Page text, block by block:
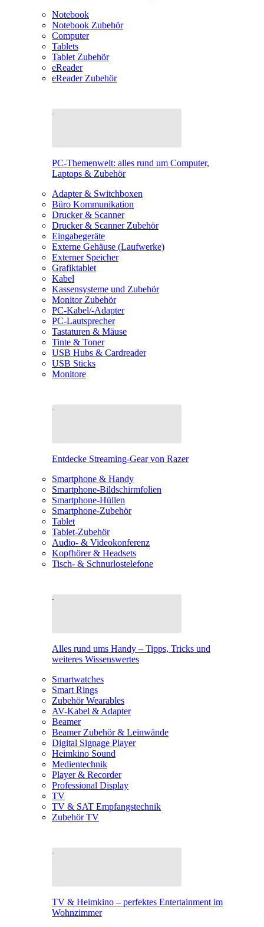
Notebook
Notebook Zubehör
Computer
Tablets
Tablet Zubehör
eReader
eReader Zubehör
PC-Themenwelt: alles rund um Computer,
Laptops & Zubehör
Adapter & Switchboxen
Büro Kommunikation
Drucker & Scanner
Drucker & Scanner Zubehör
Eingabegeräte
Externe Gehäuse (Laufwerke)
Externer Speicher
Grafiktablet
Kabel
Kassensysteme und Zubehör
Monitor Zubehör
PC-Kabel/-Adapter
PC-Lautsprecher
Tastaturen & Mäuse
Tinte & Toner
USB Hubs & Cardreader
USB Sticks
Monitore
Entdecke Streaming-Gear von Razer
Smartphone & Handy
Smartphone-Bildschirmfolien
Smartphone-Hüllen
Smartphone-Zubehör
Tablet
Tablet-Zubehör
Audio- & Videokonferenz
Kopfhörer & Headsets
Tisch- & Schnurlostelefone
Alles rund ums Handy – Tipps, Tricks und
weiteres Wissenswertes
Smartwatches
Smart Rings
Zubehör Wearables
AV-Kabel & Adapter
Beamer
Beamer Zubehör & Leinwände
Digital Signage Player
Heimkino Sound
Medientechnik
Player & Recorder
Professional Display
TV
TV & SAT Empfangstechnik
Zubehör TV
TV & Heimkino – perfektes Entertainment im
Wohnzimmer